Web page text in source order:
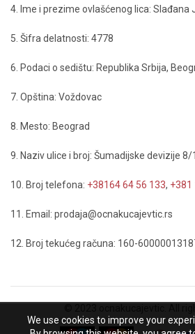
4. Ime i prezime ovlašćenog lica: Slađana
5. Šifra delatnosti: 4778
6. Podaci o sedištu: Republika Srbija,
7. Opština: Voždovac
8. Mesto: Beograd
9. Naziv ulice i broj: Šumadijske devizije 8/1
10. Broj telefona: +38164 64 56 133, +381
11. Email: prodaja@ocnakucajevtic.rs
12. Broj tekućeg računa: 160-
We use cookies to improve your